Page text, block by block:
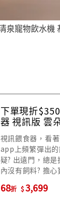
泉寵物飲水機
下單現折
器 視訊版 雲
視訊餵食器，看
app上頻繁彈出
疑? 出遠門，總
內沒有飼料? 擔
況，親眼看見更放
68折 3,699